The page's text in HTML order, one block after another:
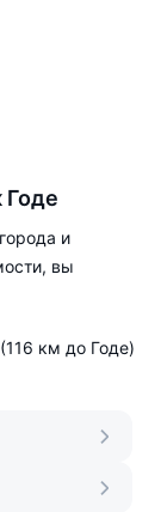
Годе
и
вы
Кэбри-Дэхар, аэропорт Кэбри-Дэхар (116 км до Годе)